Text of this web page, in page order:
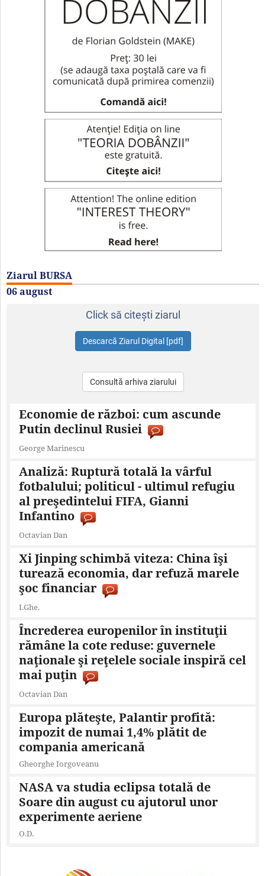
Ziarul BURSA
06 august
Click să citeşti ziarul
Consultă arhiva ziarului
Economie de război: cum ascunde
Putin declinul Rusiei
George Marinescu
Analiză: Ruptură totală la vârful
fotbalului; politicul - ultimul refugiu
al preşedintelui FIFA, Gianni
Infantino
Octavian Dan
Xi Jinping schimbă viteza: China îşi
turează economia, dar refuză marele
şoc financiar
I.Ghe.
Încrederea europenilor în instituţii
rămâne la cote reduse: guvernele
naţionale şi reţelele sociale inspiră cel
mai puţin
Octavian Dan
Europa plăteşte, Palantir profită:
impozit de numai 1,4% plătit de
compania americană
Gheorghe Iorgoveanu
NASA va studia eclipsa totală de
Soare din august cu ajutorul unor
experimente aeriene
O.D.